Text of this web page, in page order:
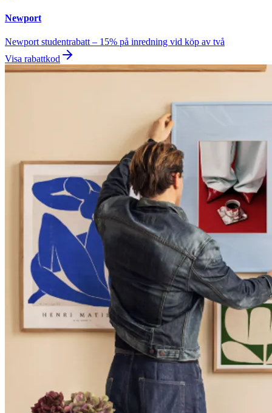
Newport
Newport studentrabatt – 15% på inredning vid köp av två
Visa rabattkod